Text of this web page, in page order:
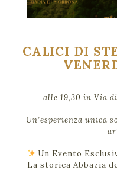
CALICI DI
alle 19,30 in Via
Un’esperienza unica
Un Evento
La storica Abbazia